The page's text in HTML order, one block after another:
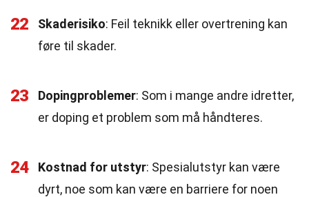
22 Skaderisiko: Feil teknikk eller overtrening kan
føre til skader.
23 Dopingproblemer: Som i mange andre idretter,
er doping et problem som må håndteres.
24 Kostnad for utstyr: Spesialutstyr kan være
dyrt, noe som kan være en barriere for noen